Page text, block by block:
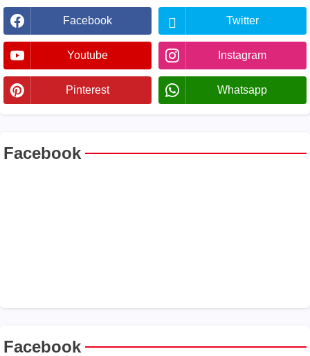
Facebook Twitter
Youtube Instagram
Pinterest Whatsapp
Facebook
Facebook